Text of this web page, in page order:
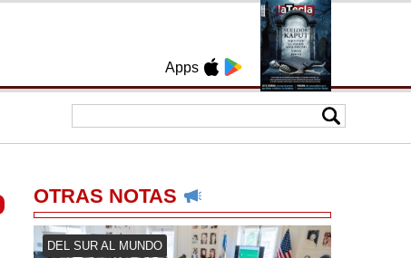
Apps
OTRAS NOTAS
DEL SUR AL MUNDO